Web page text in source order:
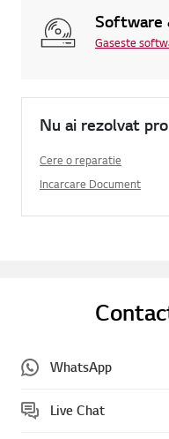
Software
Gaseste
Nu ai rezolvat
Cere o reparatie
Incarcare Document
WhatsApp
Live Chat